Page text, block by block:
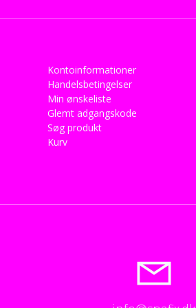
Kontoinformationer
Handelsbetingelser
Min ønskeliste
Glemt adgangskode
Søg produkt
Kurv